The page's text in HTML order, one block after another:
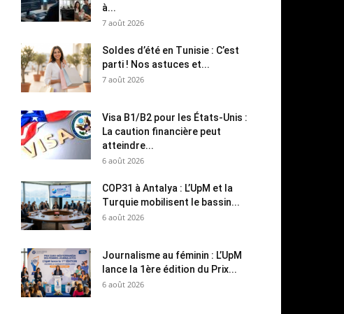
à...
7 août 2026
Soldes d’été en Tunisie : C’est
parti ! Nos astuces et...
7 août 2026
Visa B1/B2 pour les États-Unis :
La caution financière peut
atteindre...
6 août 2026
COP31 à Antalya : L’UpM et la
Turquie mobilisent le bassin...
6 août 2026
Journalisme au féminin : L’UpM
lance la 1ère édition du Prix...
6 août 2026